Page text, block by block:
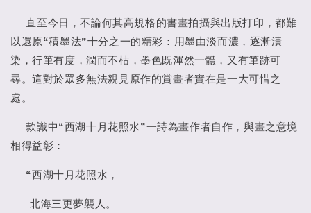
直至今日，不論何其高規格的書畫拍攝與出版打印，都難
以還原“積墨法”十分之一的精彩：用墨由淡而濃，逐漸漬
染，行筆有度，潤而不枯，墨色既渾然一體，又有筆跡可
尋。這對於眾多無法親見原作的賞畫者實在是一大可惜之
處。
款識中“西湖十月花照水”一詩為畫作者自作，與畫之意境
相得益彰：
“西湖十月花照水，
北海三更夢襲人。